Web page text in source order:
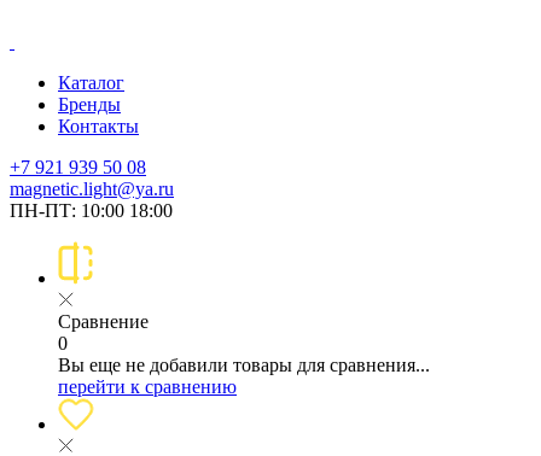
Каталог
Бренды
Контакты
+7 921 939 50 08
magnetic.light@ya.ru
ПН-ПТ: 10:00 18:00
Сравнение
0
Вы еще не добавили товары для сравнения...
перейти к сравнению